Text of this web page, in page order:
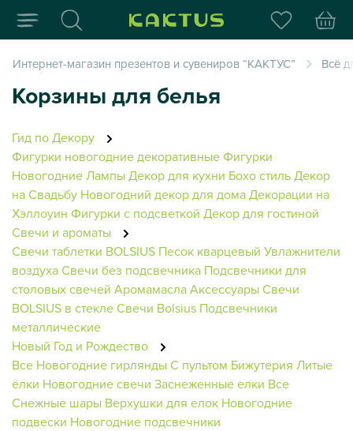
Интернет-магазин
Интернет-магазин презентов и сувениров “КАКТУС” Всё
Корзины для белья
Гид по Декору
Фигурки новогодние декоративныеФигурки
НовогодниеЛампыДекор для кухни Бохо стильДекор
на Свадьбу Новогодний декор для домаДекорации на
Хэллоуин Фигурки с подсветкой Декор для гостиной
Свечи и ароматы
Свечи таблетки BOLSIUS Песок кварцевый Увлажнители
воздухаСвечи без подсвечника Подсвечники для
столовых свечей АромамаслаАксессуарыСвечи
BOLSIUS в стеклеСвечи Bolsius Подсвечники
металлические
Новый Год и Рождество
Все Новогодние гирляндыС пультом Бижутерия Литые
ёлки Новогодние свечи Заснеженные елки Все
Снежные шары Верхушки для елок Новогодние
подвески Новогодние подсвечники